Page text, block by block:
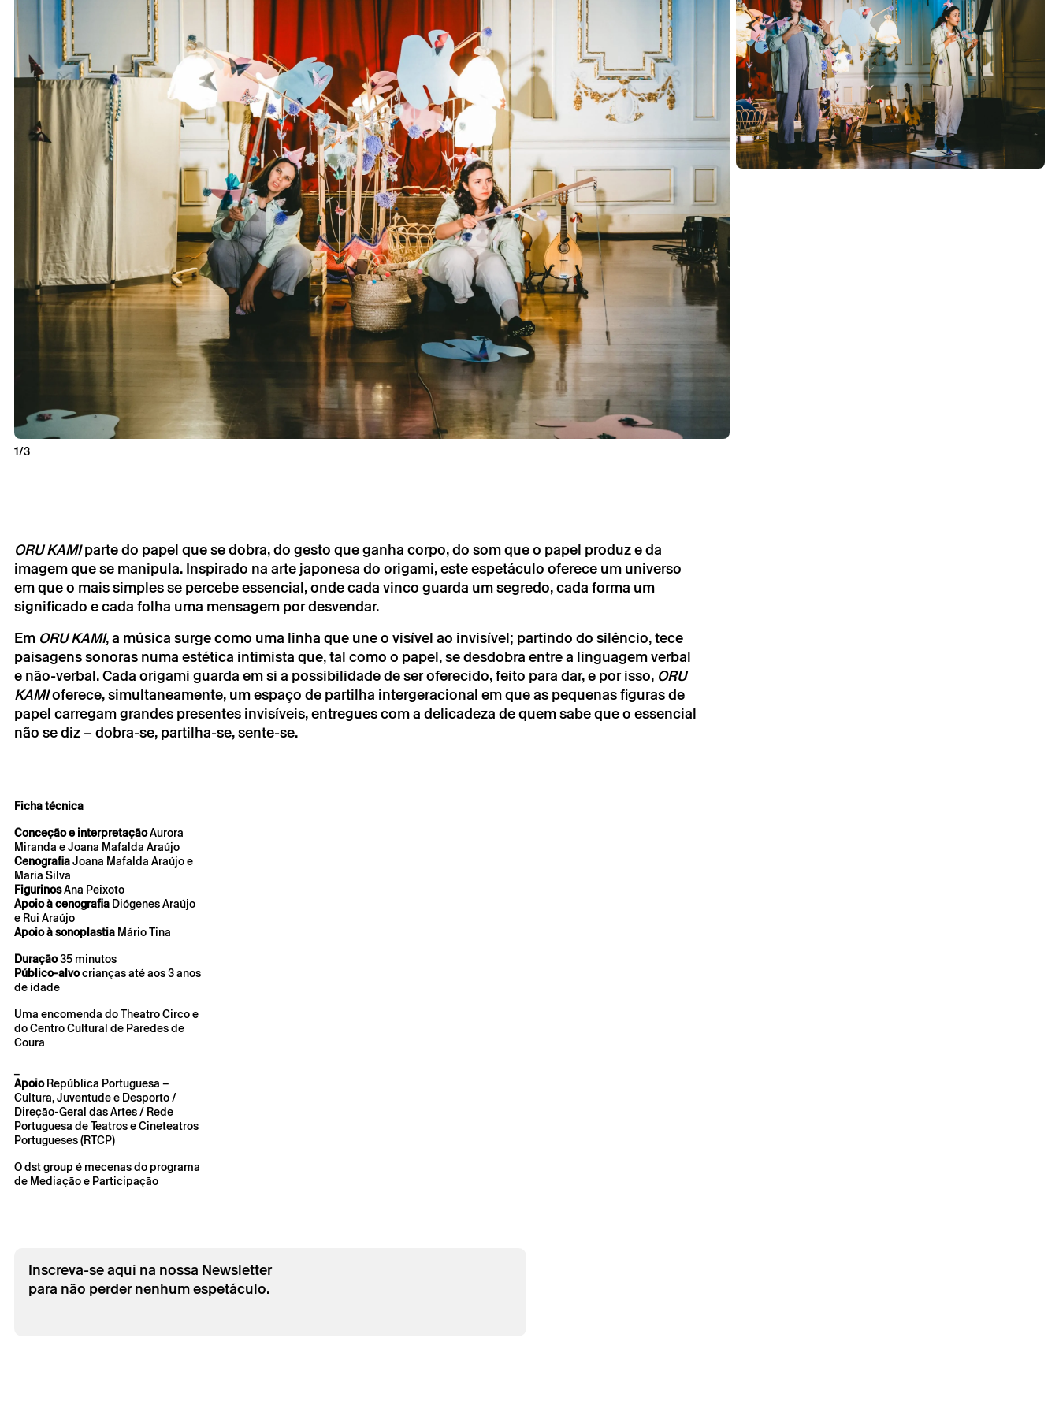
1/3
ORU KAMIparte do papel que se dobra, do gesto que ganha corpo, do som que o papel produz e da
imagem que se manipula. Inspirado na arte japonesa do origami, este espetáculo oferece um universo
em que o mais simples se percebe essencial, onde cada vinco guarda um segredo, cada forma um
significado e cada folha uma mensagem por desvendar.
Em ORU KAMI, a música surge como uma linha que une o visível ao invisível; partindo do silêncio, tece
paisagens sonoras numa estética intimista que, tal como o papel, se desdobra entre a linguagem verbal
e não-verbal. Cada origami guarda em si a possibilidade de ser oferecido, feito para dar, e por isso, ORU
KAMIoferece, simultaneamente, um espaço de partilha intergeracional em que as pequenas figuras de
papel carregam grandes presentes invisíveis, entregues com a delicadeza de quem sabe que o essencial
não se diz – dobra-se, partilha-se, sente-se.
Ficha técnica
Conceção e interpretaçãoAurora
Miranda e Joana Mafalda Araújo
CenografiaJoana Mafalda Araújo e
Maria Silva
FigurinosAna Peixoto
Apoio à cenografia Diógenes Araújo
e Rui Araújo
Apoio à sonoplastia Mário Tina
Duração35 minutos
Público-alvocrianças até aos 3 anos
de idade
Uma encomenda do Theatro Circo e
do Centro Cultural de Paredes de
Coura
_
ApoioRepública Portuguesa –
Cultura, Juventude e Desporto /
Direção-Geral das Artes / Rede
Portuguesa de Teatros e Cineteatros
Portugueses (RTCP)
O dst group é mecenas do programa
de Mediação e Participação
Inscreva-se aqui na nossa Newsletter
para não perder nenhum espetáculo.
* campos de preenchimento obrigatório.
* campos de preenchimento obrigatório.